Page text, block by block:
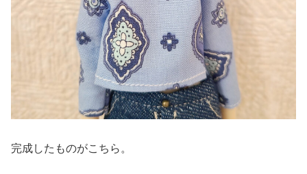
完成したものがこちら。